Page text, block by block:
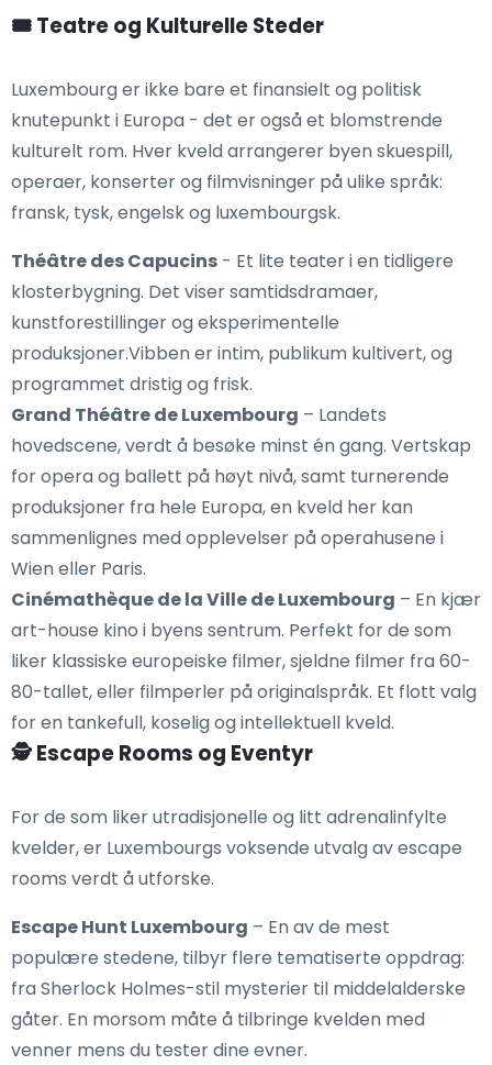
🎟️ Teatre og Kulturelle Steder
Luxembourg er ikke bare et finansielt og politisk
knutepunkt i Europa - det er også et blomstrende
kulturelt rom. Hver kveld arrangerer byen skuespill,
operaer, konserter og filmvisninger på ulike språk:
fransk, tysk, engelsk og luxembourgsk.
Théâtre des Capucins - Et lite teater i en tidligere
klosterbygning. Det viser samtidsdramaer,
kunstforestillinger og eksperimentelle
produksjoner.Vibben er intim, publikum kultivert, og
programmet dristig og frisk.
Grand Théâtre de Luxembourg – Landets
hovedscene, verdt å besøke minst én gang. Vertskap
for opera og ballett på høyt nivå, samt turnerende
produksjoner fra hele Europa, en kveld her kan
sammenlignes med opplevelser på operahusene i
Wien eller Paris.
Cinémathèque de la Ville de Luxembourg – En kjær
art-house kino i byens sentrum. Perfekt for de som
liker klassiske europeiske filmer, sjeldne filmer fra 60-
80-tallet, eller filmperler på originalspråk. Et flott valg
for en tankefull, koselig og intellektuell kveld.
🕵️ Escape Rooms og Eventyr
For de som liker utradisjonelle og litt adrenalinfylte
kvelder, er Luxembourgs voksende utvalg av escape
rooms verdt å utforske.
Escape Hunt Luxembourg – En av de mest
populære stedene, tilbyr flere tematiserte oppdrag:
fra Sherlock Holmes-stil mysterier til middelalderske
gåter. En morsom måte å tilbringe kvelden med
venner mens du tester dine evner.